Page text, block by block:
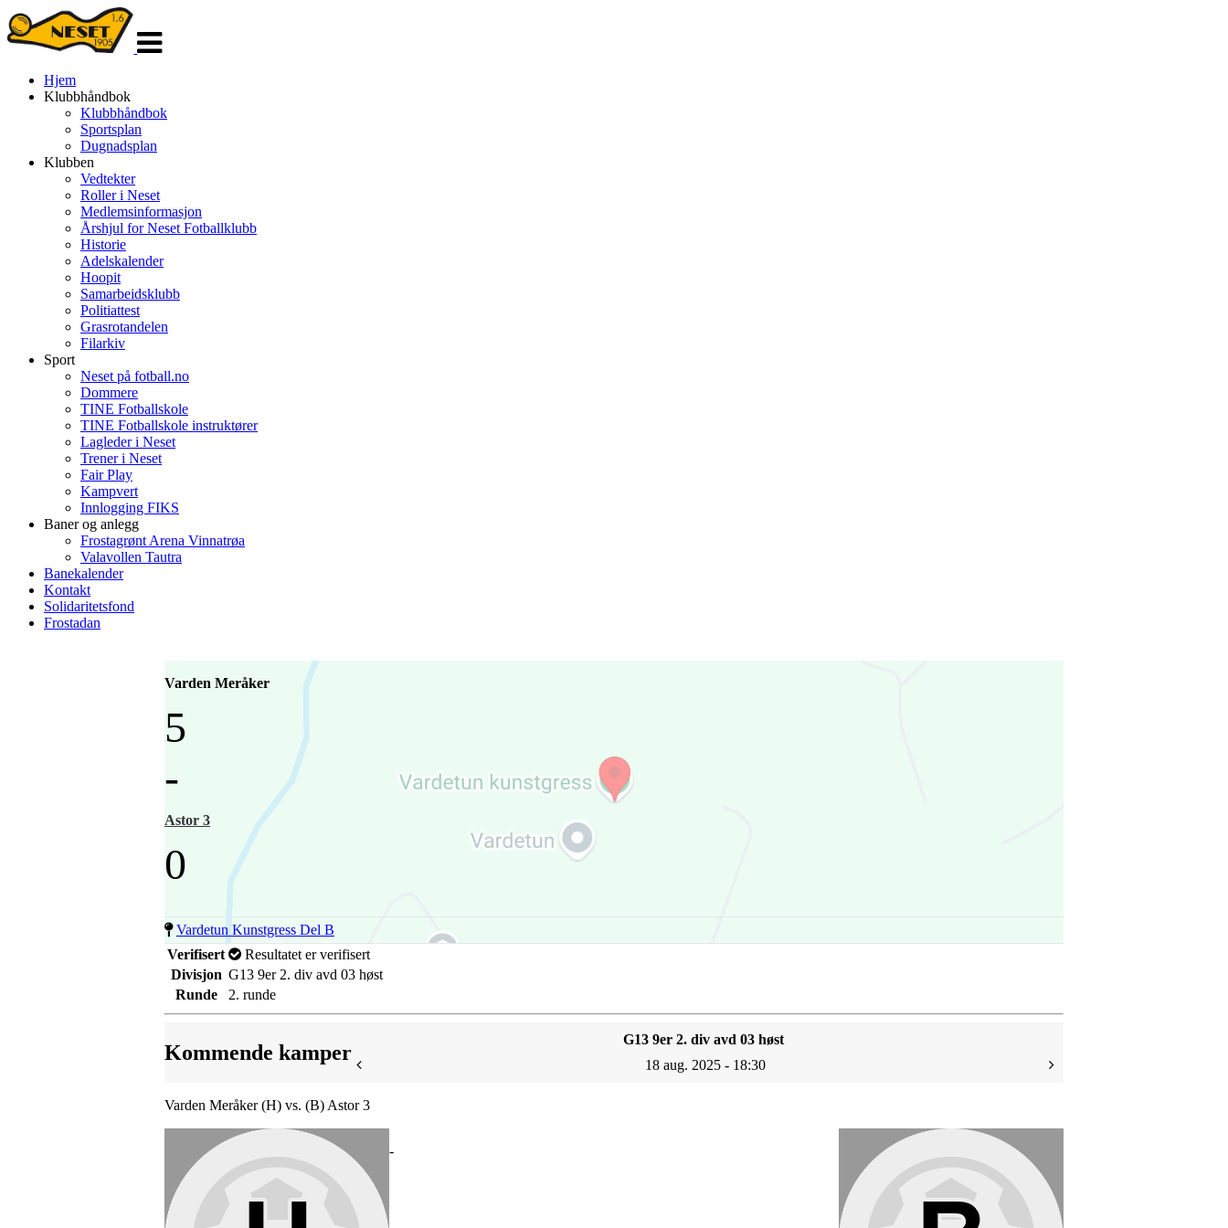
navigasjon
Hjem
Klubbhåndbok
Klubbhåndbok
Sportsplan
Dugnadsplan
Klubben
Vedtekter
Roller i Neset
Medlemsinformasjon
Årshjul for Neset Fotballklubb
Historie
Adelskalender
Hoopit
Samarbeidsklubb
Politiattest
Grasrotandelen
Filarkiv
Sport
Neset på fotball.no
Dommere
TINE Fotballskole
TINE Fotballskole instruktører
Lagleder i Neset
Trener i Neset
Fair Play
Kampvert
Innlogging FIKS
Baner og anlegg
Frostagrønt Arena Vinnatrøa
Valavollen Tautra
Banekalender
Kontakt
Solidaritetsfond
Frostadan
Varden Meråker
5
-
Astor 3
0
Vardetun Kunstgress Del B
Verifisert
Resultatet er verifisert
Divisjon G13 9er 2. div avd 03 høst
Runde
2. runde
Kommende kamper
G13 9er 2. div avd 03 høst
18 aug. 2025 - 18:30
Varden Meråker (H) vs. (B) Astor 3
-